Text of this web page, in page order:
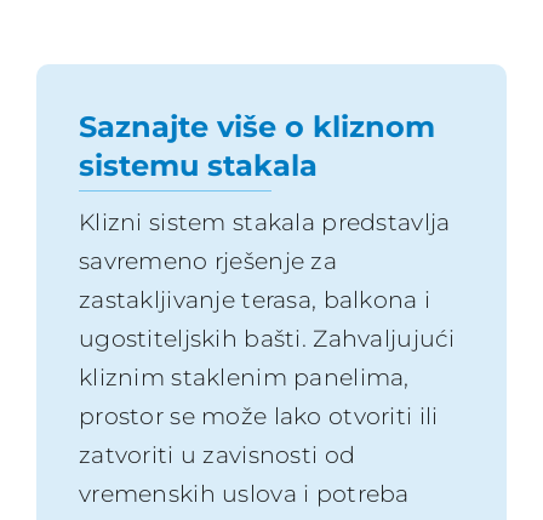
Saznajte više o kliznom
sistemu stakala
Klizni sistem stakala predstavlja
savremeno rješenje za
zastakljivanje terasa, balkona i
ugostiteljskih bašti. Zahvaljujući
kliznim staklenim panelima,
prostor se može lako otvoriti ili
zatvoriti u zavisnosti od
vremenskih uslova i potreba